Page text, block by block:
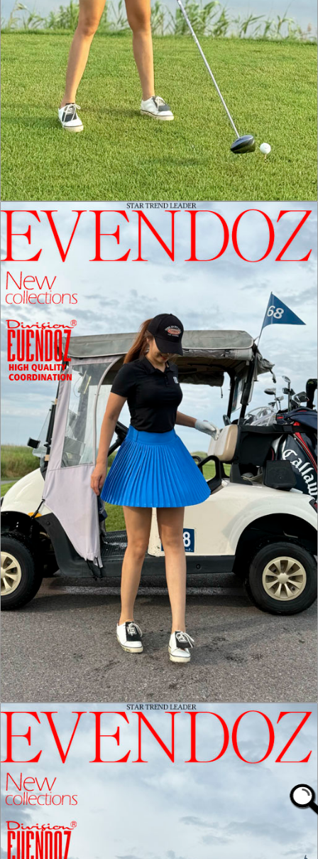
홈으로가기
이전페이지
관련상품..
상품문의하기
전체상품후기
신상품보기
회원가입